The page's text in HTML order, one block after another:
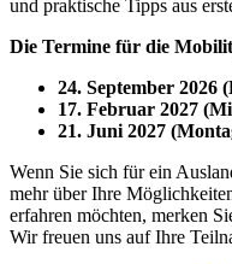
und praktische Tipps aus
Die Termine für die
24. September 2026
17. Februar 2027
21. Juni 2027
Wenn Sie sich für ein
mehr über Ihre
erfahren möchten, merken
Wir freuen uns auf Ihre